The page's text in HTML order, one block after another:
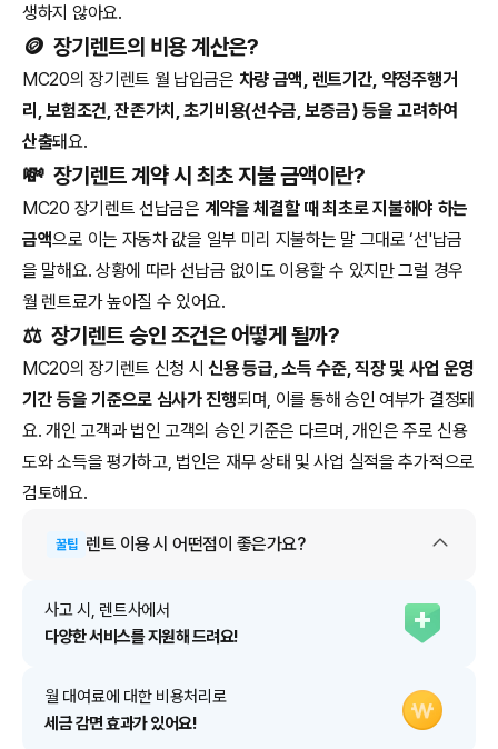
생하지 않아요.
🪙 장기렌트의 비용 계산은?
MC20의 장기렌트 월 납입금은 차량 금액, 렌트기간, 약정주행거
리, 보험조건, 잔존가치, 초기비용(선수금, 보증금) 등을 고려하여
산출돼요.
💸 장기렌트 계약 시 최초 지불 금액이란?
MC20 장기렌트 선납금은 계약을 체결할 때 최초로 지불해야 하는
금액으로 이는 자동차 값을 일부 미리 지불하는 말 그대로 ‘선'납금
을 말해요. 상황에 따라 선납금 없이도 이용할 수 있지만 그럴 경우
월 렌트료가 높아질 수 있어요.
⚖️ 장기렌트 승인 조건은 어떻게 될까?
MC20의 장기렌트 신청 시신용 등급, 소득 수준, 직장 및 사업 운영
기간 등을 기준으로 심사가 진행되며, 이를 통해 승인 여부가 결정돼
요. 개인 고객과 법인 고객의 승인 기준은 다르며, 개인은 주로 신용
도와 소득을 평가하고, 법인은 재무 상태 및 사업 실적을 추가적으로
검토해요.
꿀팁 렌트 이용 시 어떤점이 좋은가요?
사고 시, 렌트사에서
다양한 서비스를 지원해 드려요!
월 대여료에 대한 비용처리로
세금 감면 효과가 있어요!